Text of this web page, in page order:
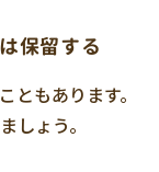
保留する
もあります。
しょう。